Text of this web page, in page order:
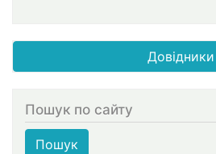
Довідники
Пошук по сайту
Пошук